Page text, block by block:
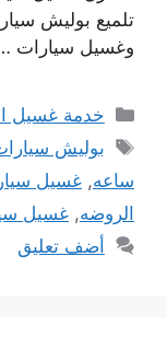
تلميع بوليش
وغسيل سيارات
التصنيفات
خدمة غسيل
الوسوم
بوليش
ساعه, غسيل
الروضه, غسيل
أضف تعليق